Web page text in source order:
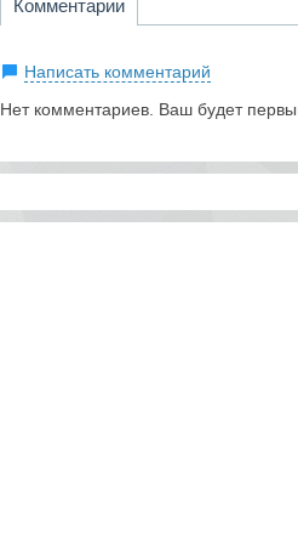
Комментарии
Написать комментарий
Нет комментариев. Ваш будет